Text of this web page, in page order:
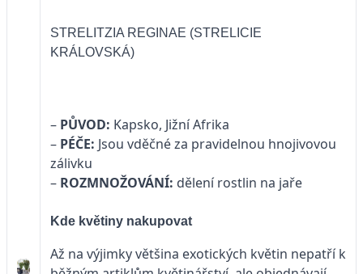
STRELITZIA REGINAE (STRELICIE
KRÁLOVSKÁ)
– PŮVOD: Kapsko, Jižní Afrika
– PÉČE: Jsou vděčné za pravidelnou hnojivovou
zálivku
– ROZMNOŽOVÁNÍ: dělení rostlin na jaře
Kde květiny nakupovat
Až na výjimky většina exotických květin nepatří k